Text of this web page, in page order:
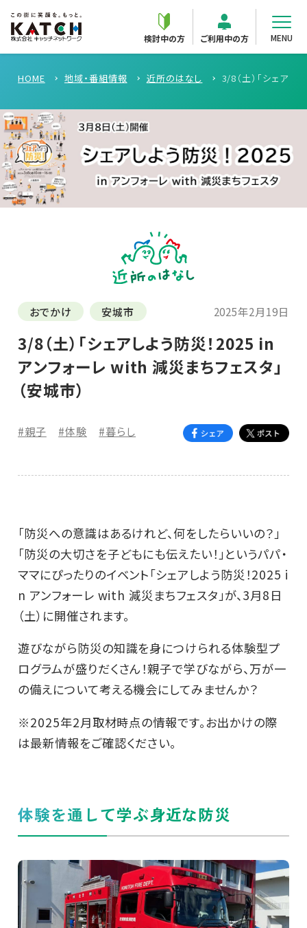
検討中の方 ご利用中の方 MENU
HOME 地域・番組情報 近所のはなし 3/8（土）「シェアし
おでかけ 安城市 2025年2月19日
3/8（土）「シェアしよう防災！2025 in
アンフォーレ with 減災まちフェスタ」
（安城市）
#親子 #体験 #暮らし
「防災への意識はあるけれど、何をしたらいいの？」
「防災の大切さを子どもにも伝えたい！」というパパ・
ママにぴったりのイベント「シェアしよう防災！2025 i
n アンフォーレ with 減災まちフェスタ」が、3月8日
（土）に開催されます。
遊びながら防災の知識を身につけられる体験型プ
ログラムが盛りだくさん！親子で学びながら、万が一
の備えについて考える機会にしてみませんか？
※2025年2月取材時点の情報です。お出かけの際
は最新情報をご確認ください。
体験を通して学ぶ身近な防災